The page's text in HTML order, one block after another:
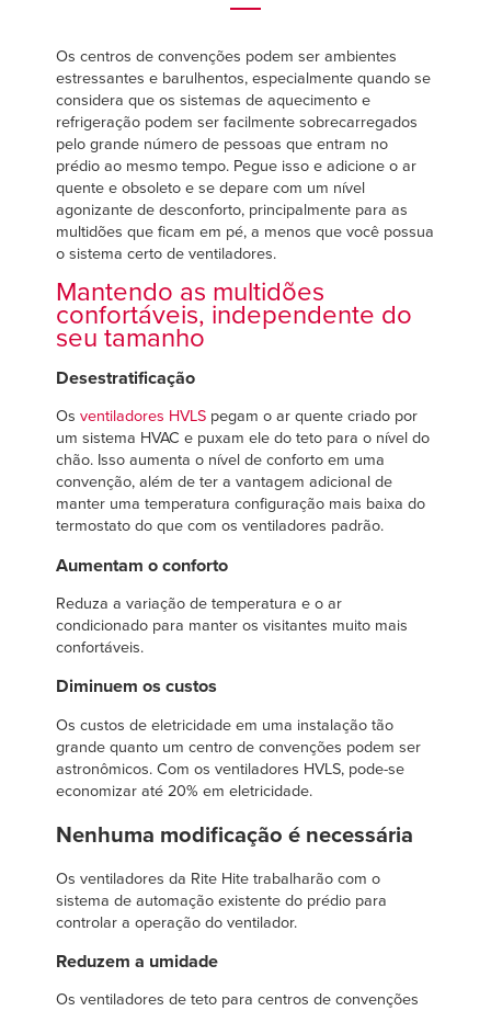
Dutch
ASIA PACIFIC
English
中文
Dutch
ASIA PACIFIC
English
中文
CARREIRAS
ENCONTRAR UM REPRESENTANTE
Os centros de convenções podem ser ambientes
estressantes e barulhentos, especialmente quando se
considera que os sistemas de aquecimento e
refrigeração podem ser facilmente sobrecarregados
pelo grande número de pessoas que entram no
prédio ao mesmo tempo. Pegue isso e adicione o ar
quente e obsoleto e se depare com um nível
agonizante de desconforto, principalmente para as
multidões que ficam em pé, a menos que você possua
o sistema certo de ventiladores.
Mantendo as multidões
confortáveis, independente do
seu tamanho
Desestratificação
Os ventiladores HVLSpegam o ar quente criado por
um sistema HVAC e puxam ele do teto para o nível do
chão. Isso aumenta o nível de conforto em uma
convenção, além de ter a vantagem adicional de
manter uma temperatura configuração mais baixa do
termostato do que com os ventiladores padrão.
Aumentam o conforto
Reduza a variação de temperatura e o ar
condicionado para manter os visitantes muito mais
confortáveis.
Diminuem os custos
Os custos de eletricidade em uma instalação tão
grande quanto um centro de convenções podem ser
astronômicos. Com os ventiladores HVLS, pode-se
economizar até 20% em eletricidade.
Nenhuma modificação é necessária
Os ventiladores da Rite Hite trabalharão com o
sistema de automação existente do prédio para
controlar a operação do ventilador.
Reduzem a umidade
Os ventiladores de teto para centros de convenções